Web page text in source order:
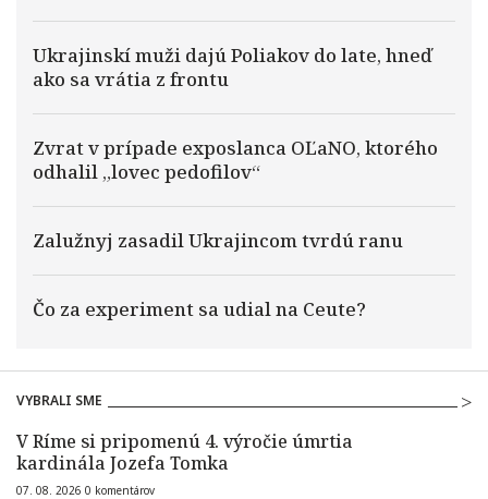
Ukrajinskí muži dajú Poliakov do late, hneď
ako sa vrátia z frontu
Zvrat v prípade exposlanca OĽaNO, ktorého
odhalil „lovec pedofilov“
Zalužnyj zasadil Ukrajincom tvrdú ranu
Čo za experiment sa udial na Ceute?
VYBRALI SME
V Ríme si pripomenú 4. výročie úmrtia
kardinála Jozefa Tomka
07. 08. 2026 0 komentárov